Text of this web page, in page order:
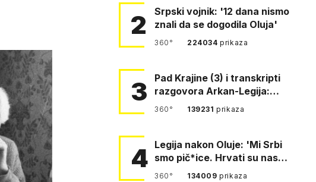
2
Srpski vojnik: '12 dana nismo
znali da se dogodila Oluja'
360° 224034prikaza
3
Pad Krajine (3) i transkripti
razgovora Arkan-Legija:
'Čujem, prelazite ustašam…
360° 139231prikaza
4 Legija nakon Oluje: 'Mi Srbi
smo pič*ice. Hrvati su nas
pomeli!'
360° 134009prikaza